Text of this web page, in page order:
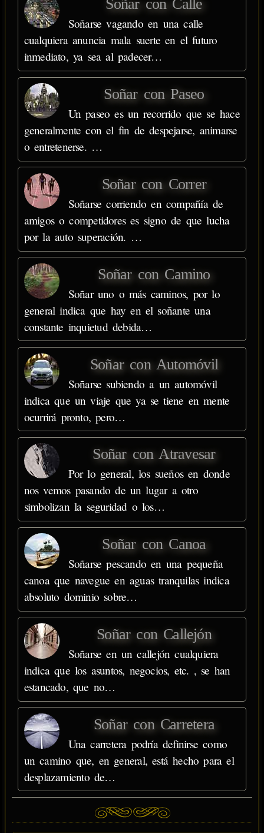
Soñar con Calle
Soñarse vagando en una calle
cualquiera anuncia mala suerte en el futuro
inmediato, ya sea al padecer…
Soñar con Paseo
Un paseo es un recorrido que se hace
generalmente con el fin de despejarse, animarse
o entretenerse. …
Soñar con Correr
Soñarse corriendo en compañía de
amigos o competidores es signo de que lucha
por la auto superación. …
Soñar con Camino
Soñar uno o más caminos, por lo
general indica que hay en el soñante una
constante inquietud debida…
Soñar con Automóvil
Soñarse subiendo a un automóvil
indica que un viaje que ya se tiene en mente
ocurrirá pronto, pero…
Soñar con Atravesar
Por lo general, los sueños en donde
nos vemos pasando de un lugar a otro
simbolizan la seguridad o los…
Soñar con Canoa
Soñarse pescando en una pequeña
canoa que navegue en aguas tranquilas indica
absoluto dominio sobre…
Soñar con Callejón
Soñarse en un callejón cualquiera
indica que los asuntos, negocios, etc. , se han
estancado, que no…
Soñar con Carretera
Una carretera podría definirse como
un camino que, en general, está hecho para el
desplazamiento de…